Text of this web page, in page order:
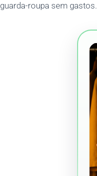
guarda-roupa sem gastos.